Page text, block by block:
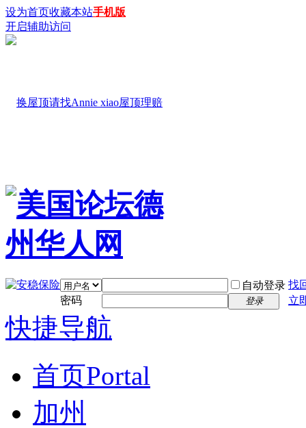
设为首页收藏本站手机版
开启辅助访问
自动登录 找
密码
登录 立
快捷导航
首页Portal
加州